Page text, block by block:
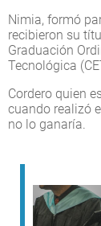
Nimia, formó
recibieron su
Graduación
Tecnológica
Cordero quien
cuando realizó
no lo ganaría.